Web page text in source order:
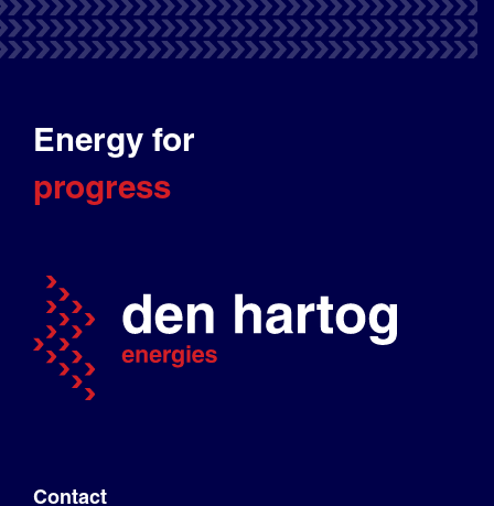
Energy for
progress
Contact